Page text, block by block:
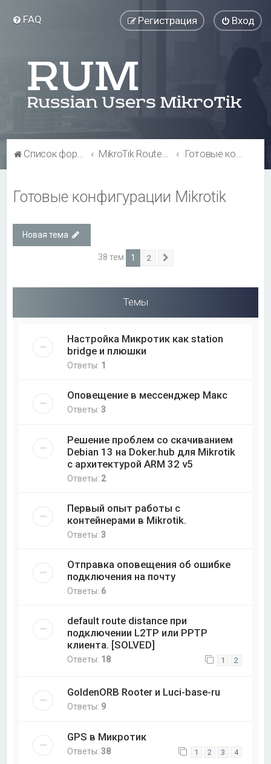
FAQ Вход
Регистрация
Список форумов MikroTik RouterOS Готовые конфигурации Mikrotik
Готовые конфигурации Mikrotik
Новая тема
38 тем 1 2
Темы
Настройка Микротик как station
bridge и плюшки
Ответы: 1
Оповещение в мессенджер Макс
Ответы:3
Решение проблем со скачиванием
Debian 13 на Doker.hub для Mikrotik
с архитектурой ARM 32 v5
Ответы: 2
Первый опыт работы с
контейнерами в Mikrotik.
Ответы:3
Отправка оповещения об ошибке
подключения на почту
Ответы: 6
default route distance при
подключении L2TP или PPTP
клиента. [SOLVED]
Ответы: 18 1 2
GoldenORB Rooter и Luci-base-ru
Ответы: 9
GPS в Микротик
Ответы:38 1 2 3 4